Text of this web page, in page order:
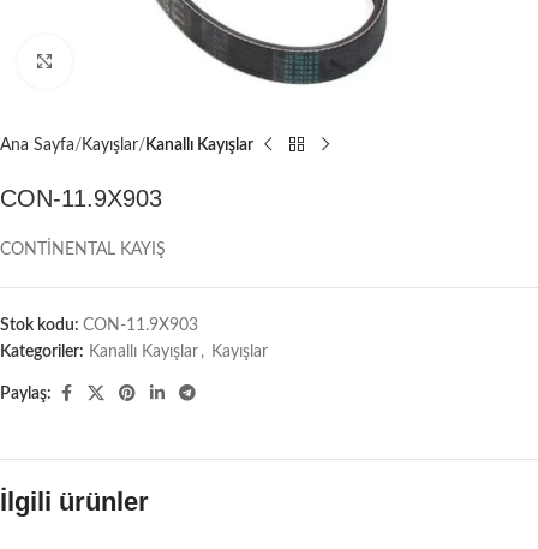
Büyütmek için tıklayın
Ana Sayfa Kayışlar Kanallı Kayışlar
CON-11.9X903
CONTİNENTAL KAYIŞ
Stok kodu: CON-11.9X903
Kategoriler: Kanallı Kayışlar , Kayışlar
Paylaş:
İlgili ürünler